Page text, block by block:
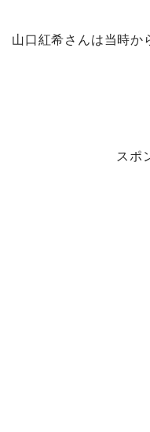
山口紅希さんは当時か
スポ